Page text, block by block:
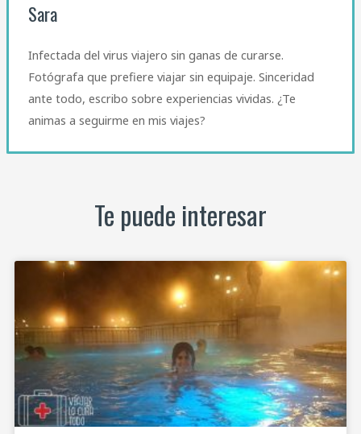
Sara
Infectada del virus viajero sin ganas de curarse.
Fotógrafa que prefiere viajar sin equipaje. Sinceridad
ante todo, escribo sobre experiencias vividas. ¿Te
animas a seguirme en mis viajes?
Te puede interesar